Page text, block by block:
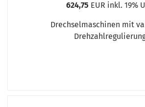
624,75 EUR inkl. 19%
Drechselmaschinen mit